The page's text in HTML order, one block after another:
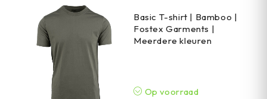
Basic T-shirt | Bamboo |
Fostex Garments |
Meerdere kleuren
Op voorraad